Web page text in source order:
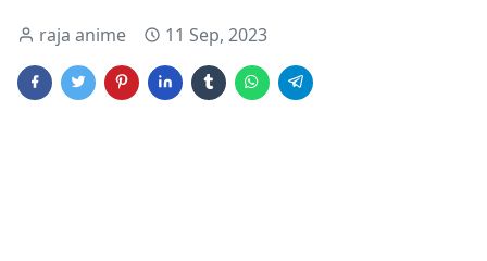
raja anime 11 Sep, 2023